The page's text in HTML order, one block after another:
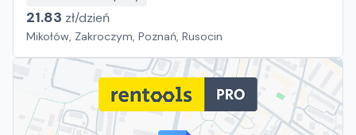
21.83 zł/dzień
Mikołów, Zakroczym, Poznań, Rusocin